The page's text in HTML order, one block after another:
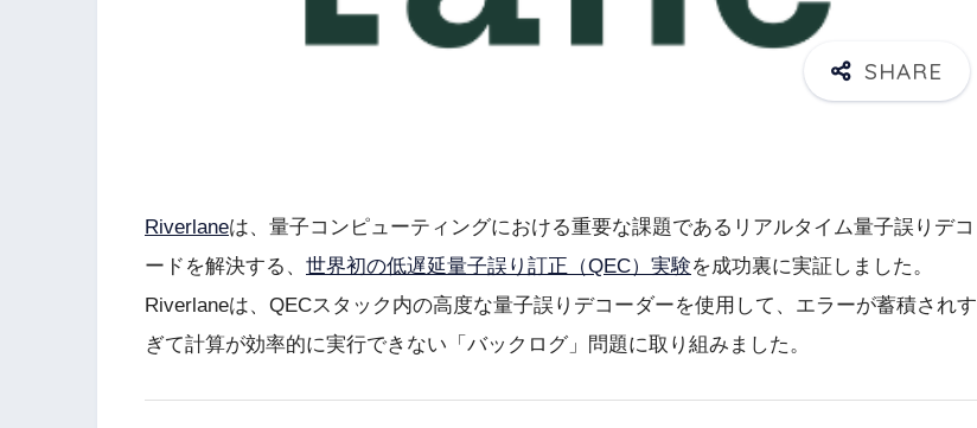
Riverlaneは、量子コンピューティングにおける重要な課題であるリアルタイム量子誤りデコ
ードを解決する、 世界初の低遅延量子誤り訂正（QEC）実験を成功裏に実証しました。
Riverlaneは、QECスタック内の高度な量子誤りデコーダーを使用して、エラーが蓄積されす
ぎて計算が効率的に実行できない「バックログ」問題に取り組みました。